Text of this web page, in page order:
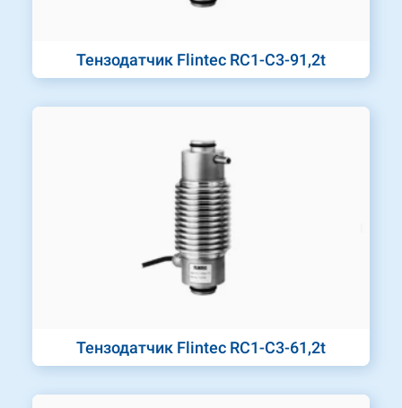
Тензодатчик Flintec RC1-C3-91,2t
Тензодатчик Flintec RC1-C3-61,2t